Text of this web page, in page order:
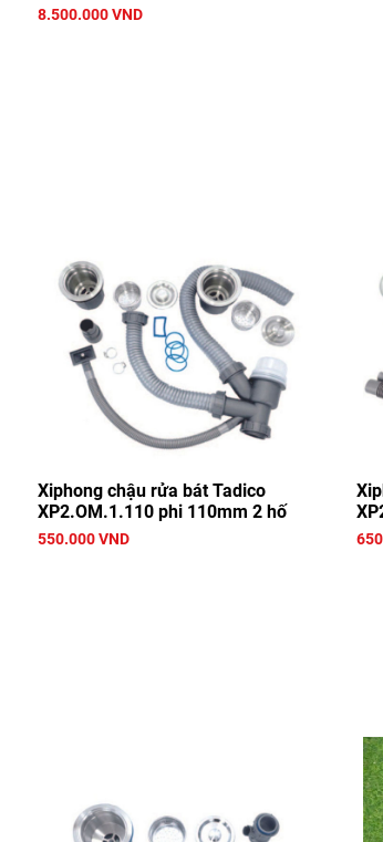
8.500.000 VND
Xiphong chậu rửa bát Tadico
XP2.OM.1.110 phi 110mm 2 hố
550.000 VND